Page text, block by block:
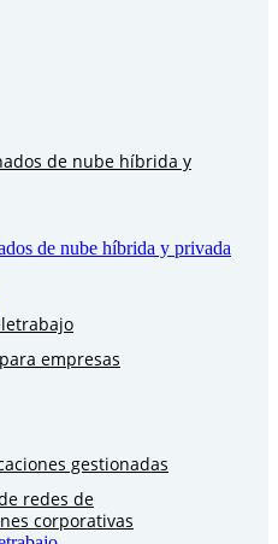
de nube híbrida y
de nube híbrida y privada
empresas
gestionadas
redes de
corporativas